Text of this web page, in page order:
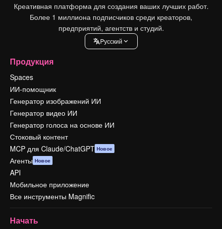
Креативная платформа для создания ваших лучших работ.
Более 1 миллиона подписчиков среди креаторов,
предприятий, агентств и студий.
Pусский
Продукция
Spaces
ИИ-помощник
Генератор изображений ИИ
Генератор видео ИИ
Генератор голоса на основе ИИ
Стоковый контент
MCP для Claude/ChatGPT Новое
Агенты Новое
API
Мобильное приложение
Все инструменты Magnific
Начать